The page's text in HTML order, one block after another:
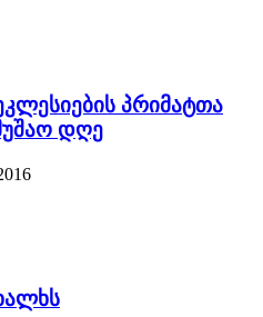
პრიმატთა
დღე